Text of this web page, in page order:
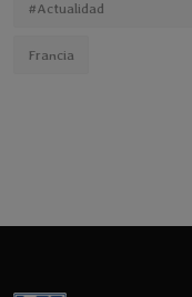
#Actualidad
Francia